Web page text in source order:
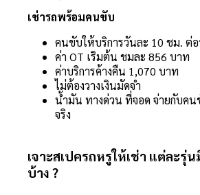
เช่ารถพร้อมคนขับ
คนขับให้บริการวันละ 10 ชม. ต่
ค่า OT เริมต้น ชมละ 856 บาท
ค่าบริการค้างคืน 1,070 บาท
ไม่ต้องวางเงินมัดจำ
น้ำมัน ทางด่วน ที่จอด จ่ายกับค
จริง
เจาะสเปครถหรูให้เช่า แต่ละรุ่
บ้าง ?